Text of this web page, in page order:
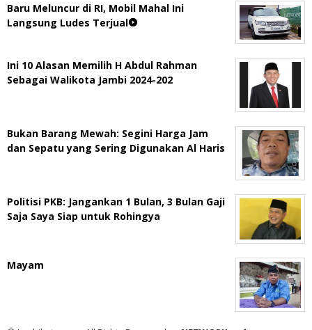
Baru Meluncur di RI, Mobil Mahal Ini
Langsung Ludes Terjual
Ini 10 Alasan Memilih H Abdul Rahman
Sebagai Walikota Jambi 2024-202
Bukan Barang Mewah: Segini Harga Jam
dan Sepatu yang Sering Digunakan Al Haris
Politisi PKB: Jangankan 1 Bulan, 3 Bulan Gaji
Saja Saya Siap untuk Rohingya
Mayam